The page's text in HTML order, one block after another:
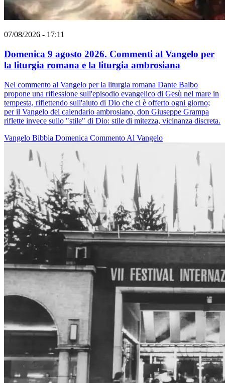
07/08/2026 - 17:11
Domenica 9 agosto 2026. Commenti al Vangelo per
la liturgia romana e la liturgia ambrosiana
Nel commento al Vangelo per la liturgia romana Dante Balbo
propone una riflessione sull'episodio evangelico di Gesù nel mare in
tempesta, riflettendo sull'aiuto di Dio che ci è offerto ogni giorno;
per il Vangelo del calendario ambrosiano, don Giuseppe Grampa
riflette invece sullo "stile" di Dio: stile di mitezza, vicinanza discreta.
Vangelo Bibbia Domenica Commento Al Vangelo